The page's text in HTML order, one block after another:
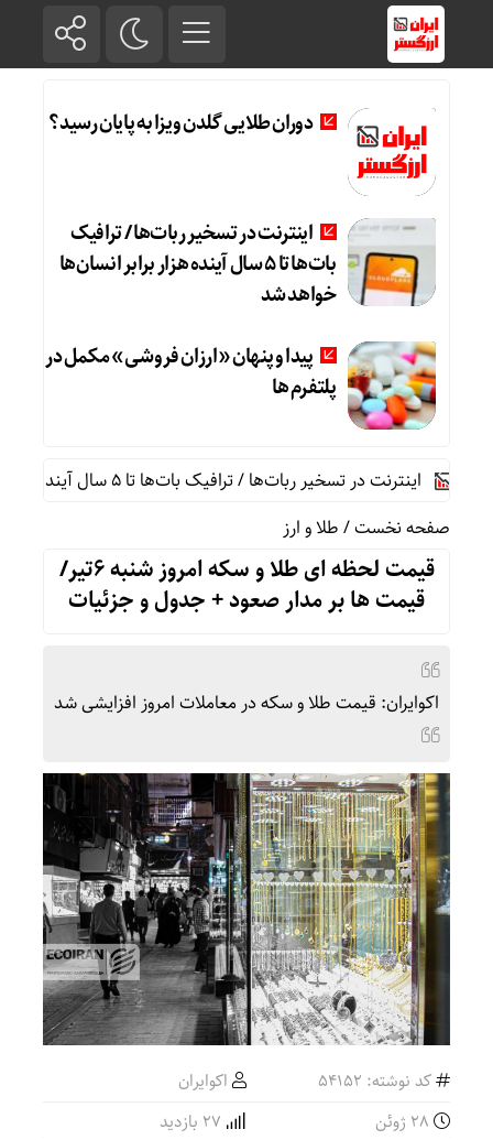
دوران طلایی گلدن ویزا به پایان رسید؟
اینترنت در تسخیر ربات‌ها / ترافیک
بات‌ها تا ۵ سال آینده هزار برابر انسان‌ها
خواهد شد
پیدا و پنهان «ارزان فروشی» مکمل در
پلتفرم ها
اینترنت در تسخیر ربات‌ها / ترافیک بات‌ها تا ۵ سال آینده هزار برابر انسان‌ها خواهد شد
صفحه نخست/طلا و ارز
قیمت لحظه ای طلا و سکه امروز شنبه 6تیر/
قیمت ها بر مدار صعود + جدول و جزئیات
اکوایران: قیمت طلا و سکه در معاملات امروز افزایشی شد
کد نوشته: 54152
اکوایران